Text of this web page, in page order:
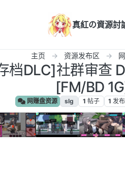
真紅の資源討
主页 资源发布区
档DLC]社群审查
[FM/BD
网赚盘资源 slg 1 帖子 1 发